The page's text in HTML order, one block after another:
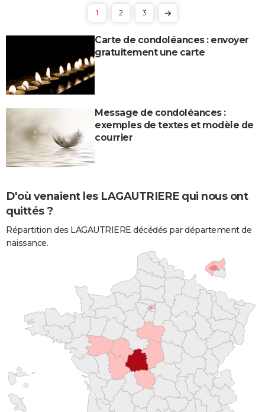
1 2 3
Carte de condoléances : envoyer
gratuitement une carte
Message de condoléances :
exemples de textes et modèle de
courrier
D'où venaient les LAGAUTRIERE qui nous ont
quittés ?
Répartition des LAGAUTRIERE décédés par département de
naissance.